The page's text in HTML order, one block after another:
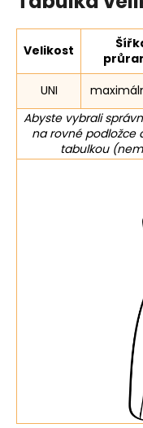
Velikost
UNI
Abyste vybrali
na rovné podložce
tabulkou